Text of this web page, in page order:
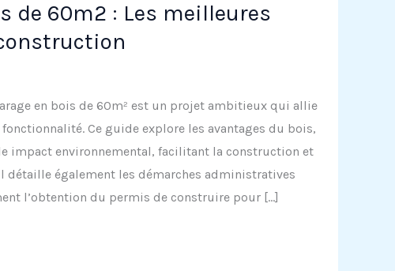
de 60m2 : Les meilleures
en bois de 60m² est un projet ambitieux qui allie
Ce guide explore les avantages du bois,
impact environnemental, facilitant la construction et
détaille également les démarches administratives
l’obtention du permis de construire pour […]